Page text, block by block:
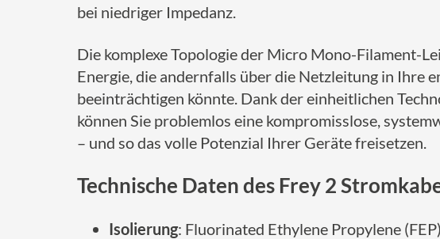
bei niedriger Impedanz.
Die komplexe Topologie der Micro Mono-Filament-
Energie, die andernfalls über die Netzleitung in Ihre
beeinträchtigen könnte. Dank der einheitlichen
können Sie problemlos eine kompromisslose,
– und so das volle Potenzial Ihrer Geräte freisetzen.
Technische Daten des Frey 2
Isolierung: Fluorinated Ethylene Propylene (FEP)